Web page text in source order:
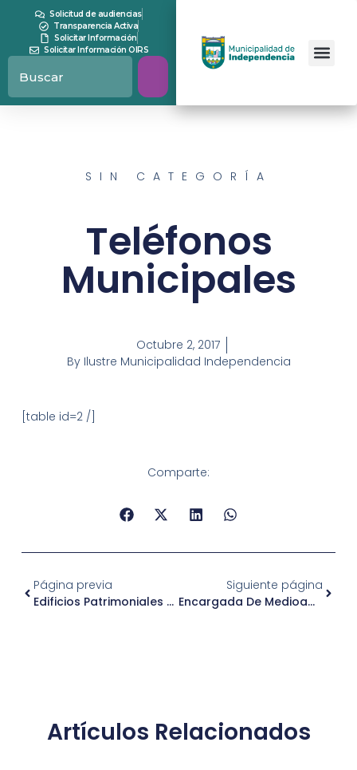
Solicitud de audiencias
Transparencia Activa
Solicitar Información
Solicitar Información OIRS
SIN CATEGORÍA
Teléfonos
Municipales
Octubre 2, 2017
ByIlustre Municipalidad Independencia
[table id=2 /]
Comparte:
Página previa
Edificios Patrimoniales De Avda. Independencia Serán Restaurados
Siguiente página
Encargada De Medioambiente Es Premiada Por Seremi De Energía
Artículos Relacionados